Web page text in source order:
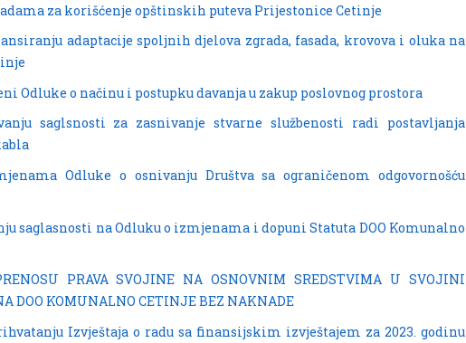
za korišćenje opštinskih puteva Prijestonice Cetinje
adaptacije spoljnih djelova zgrada, fasada, krovova i oluka na
Odluke o načinu i postupku davanja u zakup poslovnog prostora
saglsnosti za zasnivanje stvarne službenosti radi postavljanja
Odluke o osnivanju Društva sa ograničenom odgovornošću
saglasnosti na Odluku o izmjenama i dopuni Statuta DOO Komunalno
PRAVA SVOJINE NA OSNOVNIM SREDSTVIMA U SVOJINI
DOO KOMUNALNO CETINJE BEZ NAKNADE
Izvještaja o radu sa finansijskim izvještajem za 2023. godinu